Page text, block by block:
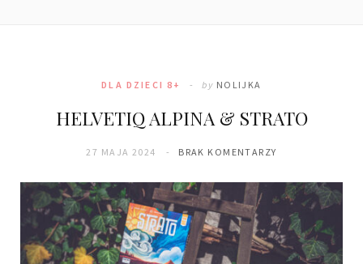
DLA DZIECI 8+ by NOLIJKA
HELVETIQ ALPINA & STRATO
27 MAJA 2024 BRAK KOMENTARZY